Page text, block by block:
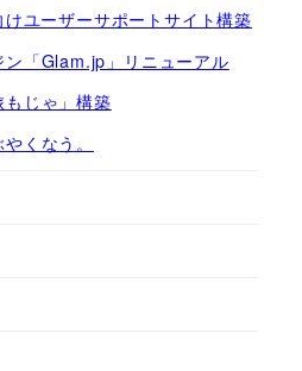
ユーザーサポートサイト構築
ン「Glam.jp」リニューアル
じゃ」構築
くなう。